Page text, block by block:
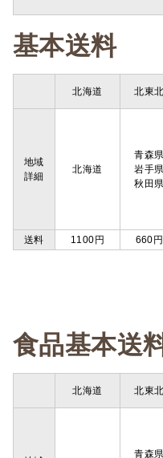
基本
北海道 北東北
地域
詳細
北海道
青森県
岩手県
秋田県
送料
1100円 660円
食品基
北海道 北東北
青森県